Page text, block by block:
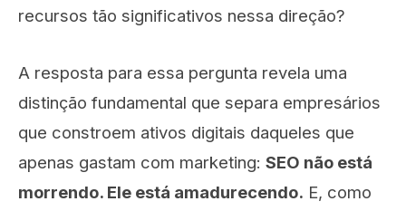
recursos tão significativos nessa direção?
A resposta para essa pergunta revela uma
distinção fundamental que separa empresários
que constroem ativos digitais daqueles que
apenas gastam com marketing: SEO não está
morrendo. Ele está amadurecendo. E, como